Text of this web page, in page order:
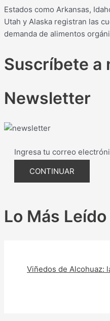
Estados como Arkansas,
Utah y Alaska registran las
demanda de alimentos
Suscríbete a
Newsletter
Ingresa tu correo
CONTINUAR
Lo Más Leído
Viñedos de Alcohuaz: